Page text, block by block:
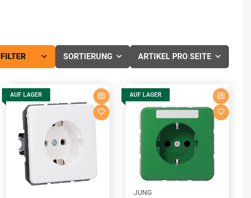
FILTER SORTIERUNG ARTIKEL PRO SEITE
AUF LAGER AUF LAGER
JUNG